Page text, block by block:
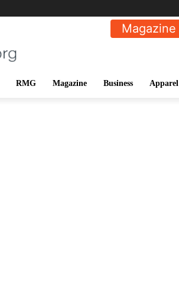
Magazine
RMG Magazine Business Apparel